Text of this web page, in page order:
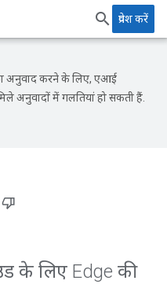
प्रवेश करें
अनुवाद करने के लिए, एआई
अनुवादों में गलतियां हो सकती हैं.
के लिए Edge की